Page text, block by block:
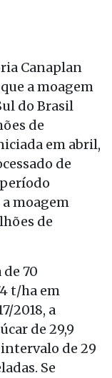
Canaplan
a moagem
do Brasil
de
em abril,
de
moagem
de
70
t/ha em
2018, a
de 29,9
de 29
Se